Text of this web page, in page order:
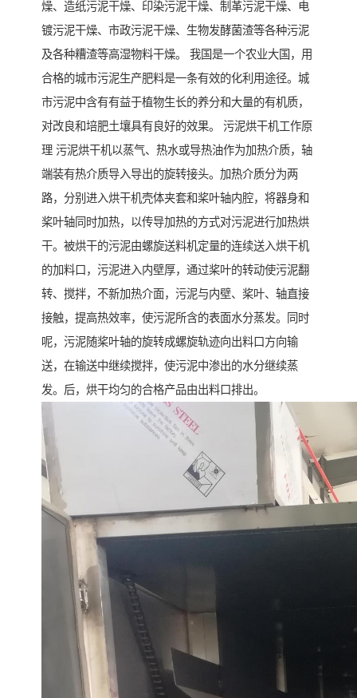
燥、造纸污泥干燥、印染污泥干燥、制革污泥干燥、电
镀污泥干燥、市政污泥干燥、生物发酵菌渣等各种污泥
及各种糟渣等高湿物料干燥。 我国是一个农业大国，用
合格的城市污泥生产肥料是一条有效的化利用途径。城
市污泥中含有有益于植物生长的养分和大量的有机质，
对改良和培肥土壤具有良好的效果。 污泥烘干机工作原
理 污泥烘干机以蒸气、热水或导热油作为加热介质，轴
端装有热介质导入导出的旋转接头。加热介质分为两
路，分别进入烘干机壳体夹套和桨叶轴内腔，将器身和
桨叶轴同时加热，以传导加热的方式对污泥进行加热烘
干。被烘干的污泥由螺旋送料机定量的连续送入烘干机
的加料口，污泥进入内壁厚，通过桨叶的转动使污泥翻
转、搅拌，不新加热介面，污泥与内壁、桨叶、轴直接
接触，提高热效率，使污泥所含的表面水分蒸发。同时
呢，污泥随桨叶轴的旋转成螺旋轨迹向出料口方向输
送，在输送中继续搅拌，使污泥中渗出的水分继续蒸
发。后，烘干均匀的合格产品由出料口排出。